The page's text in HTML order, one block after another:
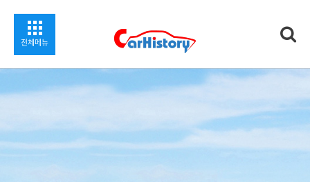
전체메뉴